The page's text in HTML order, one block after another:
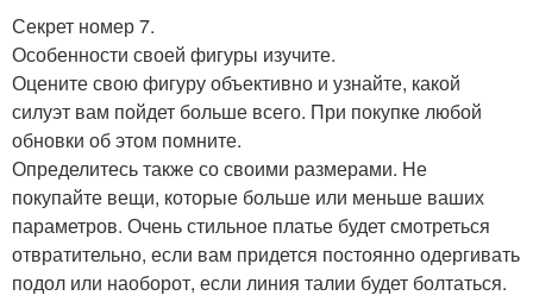
Секрет номер 7.
Особенности своей фигуры изучите.
Оцените свою фигуру объективно и узнайте, какой
силуэт вам пойдет больше всего. При покупке любой
обновки об этом помните.
Определитесь также со своими размерами. Не
покупайте вещи, которые больше или меньше ваших
параметров. Очень стильное платье будет смотреться
отвратительно, если вам придется постоянно одергивать
подол или наоборот, если линия талии будет болтаться.